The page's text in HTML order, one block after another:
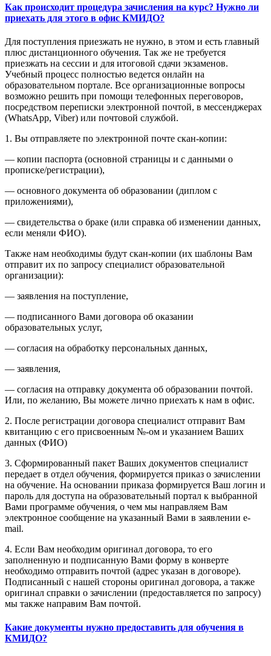
Как происходит процедура зачисления на курс? Нужно ли
приехать для этого в офис КМИДО?
Для поступления приезжать не нужно, в этом и есть главный
плюс дистанционного обучения. Так же не требуется
приезжать на сессии и для итоговой сдачи экзаменов.
Учебный процесс полностью ведется онлайн на
образовательном портале. Все организационные вопросы
возможно решить при помощи телефонных переговоров,
посредством переписки электронной почтой, в мессенджерах
(WhatsApp, Viber) или почтовой службой.
1. Вы отправляете по электронной почте скан-копии:
— копии паспорта (основной страницы и с данными о
прописке/регистрации),
— основного документа об образовании (диплом с
приложениями),
— свидетельства о браке (или справка об изменении данных,
если меняли ФИО).
Также нам необходимы будут скан-копии (их шаблоны Вам
отправит их по запросу специалист образовательной
организации):
— заявления на поступление,
— подписанного Вами договора об оказании
образовательных услуг,
— согласия на обработку персональных данных,
— заявления,
— согласия на отправку документа об образовании почтой.
Или, по желанию, Вы можете лично приехать к нам в офис.
2. После регистрации договора специалист отправит Вам
квитанцию с его присвоенным №-ом и указанием Ваших
данных (ФИО)
3. Сформированный пакет Ваших документов специалист
передает в отдел обучения, формируется приказ о зачислении
на обучение. На основании приказа формируется Ваш логин и
пароль для доступа на образовательный портал к выбранной
Вами программе обучения, о чем мы направляем Вам
электронное сообщение на указанный Вами в заявлении e-
mail.
4. Если Вам необходим оригинал договора, то его
заполненную и подписанную Вами форму в конверте
необходимо отправить почтой (адрес указан в договоре).
Подписанный с нашей стороны оригинал договора, а также
оригинал справки о зачислении (предоставляется по запросу)
мы также направим Вам почтой.
Какие документы нужно предоставить для обучения в
КМИДО?